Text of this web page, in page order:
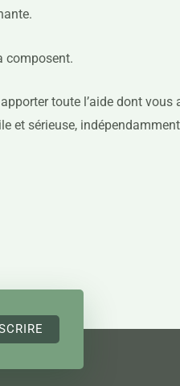
composent.
toute l’aide dont vous
et sérieuse,